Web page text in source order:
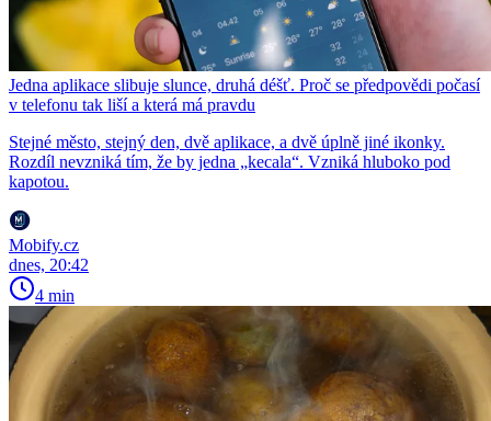
Jedna aplikace slibuje slunce, druhá déšť. Proč se předpovědi počasí
v telefonu tak liší a která má pravdu
Stejné město, stejný den, dvě aplikace, a dvě úplně jiné ikonky.
Rozdíl nevzniká tím, že by jedna „kecala“. Vzniká hluboko pod
kapotou.
Mobify.cz
dnes, 20:42
4 min